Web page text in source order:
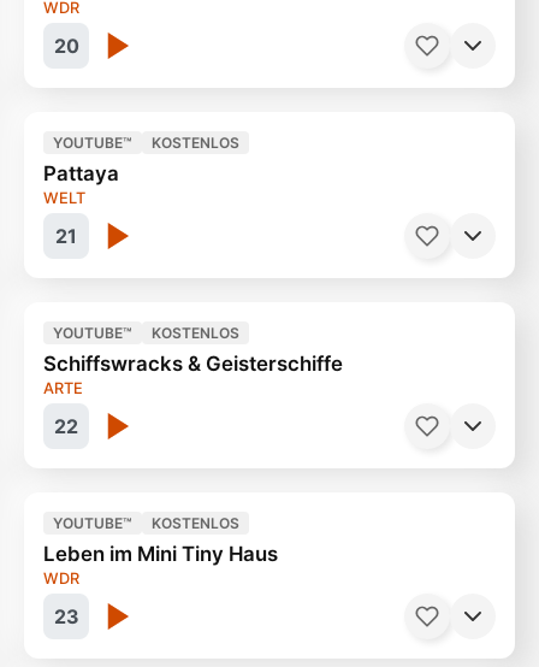
20
WDR
Sommer, Sonne und kein Geld
21
YOUTUBE™ KOSTENLOS
Pattaya
WELT
Leben im grössten Puff der Welt
22
YOUTUBE™ KOSTENLOS
Schiffswracks & Geisterschiffe
ARTE
Voller Leben nach dem Untergang
23
YOUTUBE™ KOSTENLOS
Leben im Mini Tiny Haus
WDR